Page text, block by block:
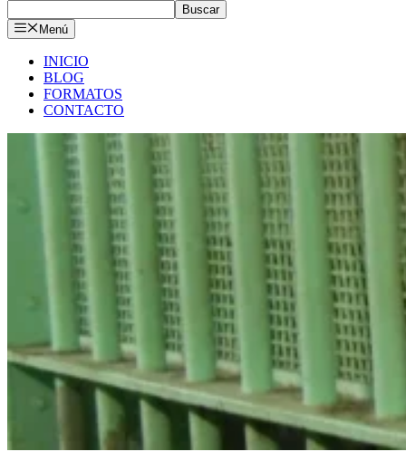
Buscar
Menú
INICIO
BLOG
FORMATOS
CONTACTO